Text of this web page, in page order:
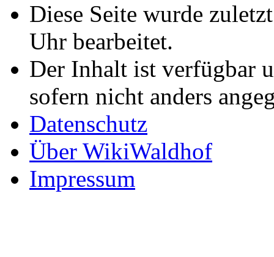
Diese Seite wurde
Uhr bearbeitet.
Der Inhalt ist verfügbar
sofern nicht anders
Datenschutz
Über WikiWaldhof
Impressum